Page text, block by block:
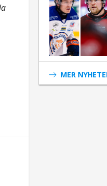
MER